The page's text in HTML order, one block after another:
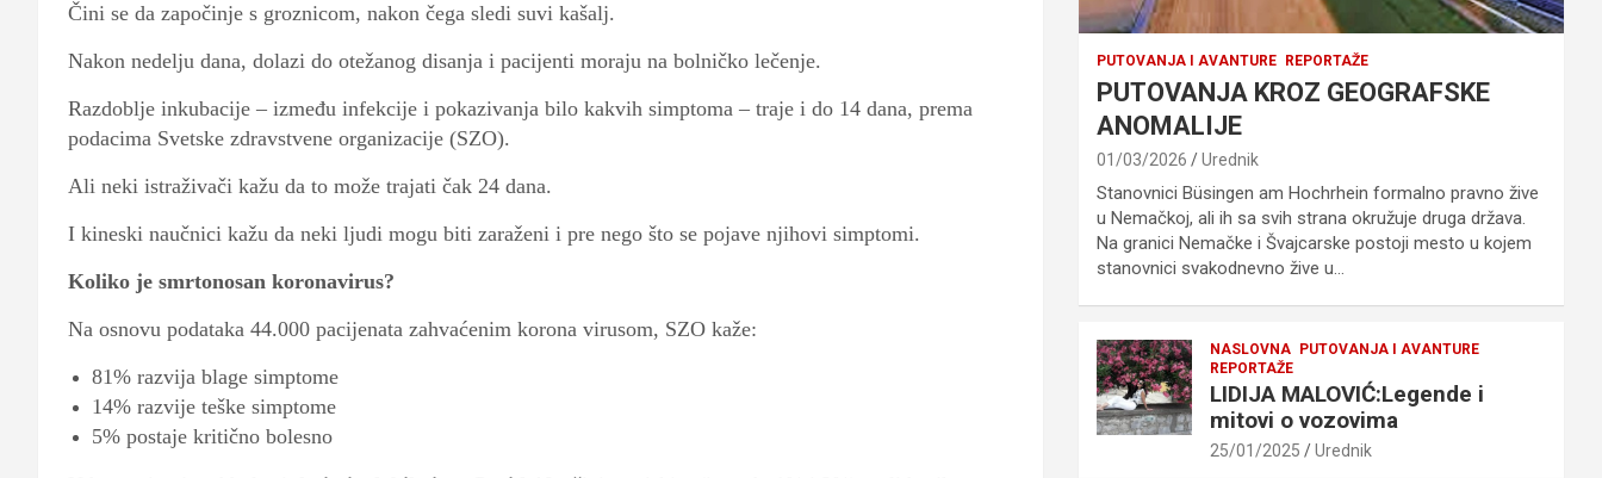
Čini se da započinje s groznicom, nakon čega sledi suvi kašalj.
Nakon nedelju dana, dolazi do otežanog disanja i pacijenti moraju na bolničko lečenje.
Razdoblje inkubacije – između infekcije i pokazivanja bilo kakvih simptoma – traje i do 14 dana, prema
podacima Svetske zdravstvene organizacije (SZO).
Ali neki istraživači kažu da to može trajati čak 24 dana.
I kineski naučnici kažu da neki ljudi mogu biti zaraženi i pre nego što se pojave njihovi simptomi.
Koliko je smrtonosan koronavirus?
Na osnovu podataka 44.000 pacijenata zahvaćenim korona virusom, SZO kaže:
81% razvija blage simptome
14% razvije teške simptome
5% postaje kritično bolesno
PUTOVANJA I AVANTURE REPORTAŽE
PUTOVANJA KROZ GEOGRAFSKE
ANOMALIJE
01/03/2026 Urednik
Stanovnici Büsingen am Hochrhein formalno pravno žive
u Nemačkoj, ali ih sa svih strana okružuje druga država.
Na granici Nemačke i Švajcarske postoji mesto u kojem
stanovnici svakodnevno žive u…
NASLOVNA
PUTOVANJA I AVANTURE
REPORTAŽE
LIDIJA MALOVIĆ:Legende i
mitovi o vozovima
25/01/2025 Urednik